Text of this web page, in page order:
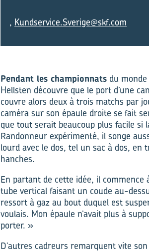
, Kundservice.Sverige@skf.com
Pendant les championnats du
Hellsten découvre que le port d’une
couvre alors deux à trois matchs par
caméra sur son épaule droite se fait
que tout serait beaucoup plus facile si
Randonneur expérimenté, il songe
lourd avec le dos, tel un sac à dos,
hanches.
En partant de cette idée, il
tube vertical faisant un coude au-
ressort à gaz au bout duquel est
voulais. Mon épaule n’avait plus à
porter. »
D’autres cadreurs remarquent vite